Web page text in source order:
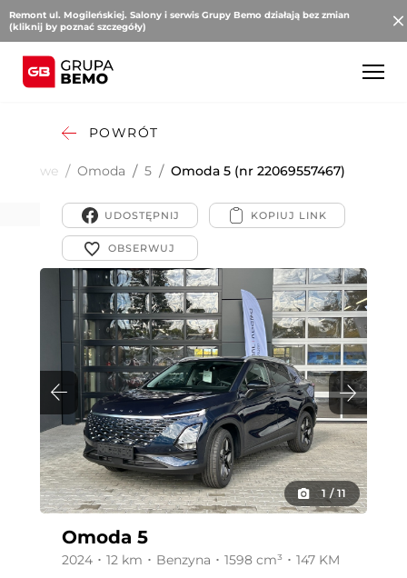
Remont ul. Mogileńskiej. Salony i serwis Grupy Bemo działają bez zmian
(kliknij by poznać szczegóły)
POWRÓT
/ Omoda / 5 / Omoda 5 (nr 22069557467)
1 / 11
UDOSTĘPNIJ
Omoda 5
2024 ･ 12 km ･ Benzyna ･ 1598 cm³ ･ 147 KM